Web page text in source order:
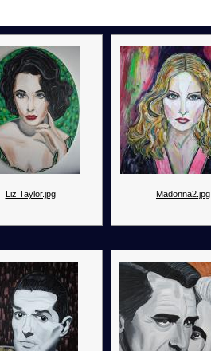
Liz Taylor.jpg Madonna2.jpg